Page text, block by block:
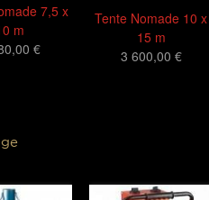
7,5 x
m
€
Tente Nomade 10 x
15 m
3 600,00 €